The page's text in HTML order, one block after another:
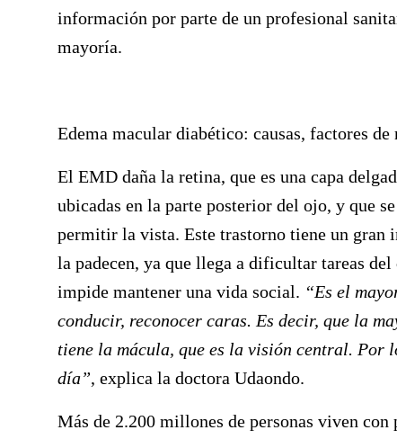
información por parte de un profesional
mayoría.
Edema macular diabético: causas, factores
El EMD daña la retina, que es una capa
ubicadas en la parte posterior del ojo, y que
permitir la vista. Este trastorno tiene un gran
la padecen, ya que llega a dificultar tareas
impide mantener una vida social. “Es el
conducir, reconocer caras. Es decir, que la
tiene la mácula, que es la visión central. Por
día”, explica la doctora Udaondo.
Más de 2.200 millones de personas viven